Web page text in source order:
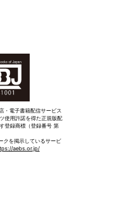
・電子書籍配信サービス
使用許諾を得た正規版配
登録商標（登録番号 第
クを掲示しているサービ
aebs.or.jp/